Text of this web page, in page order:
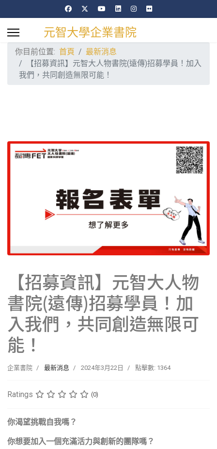
元智大學企業書院
你目前位置: 首頁
最新消息
【招募資訊】元智大人物書院(遠傳)招募學員！加入
我們，共同創造無限可能！
【招募資訊】元智大人物
書院(遠傳)招募學員！加
入我們，共同創造無限可
能！
企業書院 最新消息 2024年3月22日 點擊數: 1364
Ratings (0)
你渴望挑戰自我嗎？
你想要加入一個充滿活力與創新的團隊嗎？